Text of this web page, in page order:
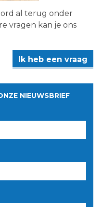
al terug onder
vragen kan je ons
Ik heb een vraag
NIEUWSBRIEF